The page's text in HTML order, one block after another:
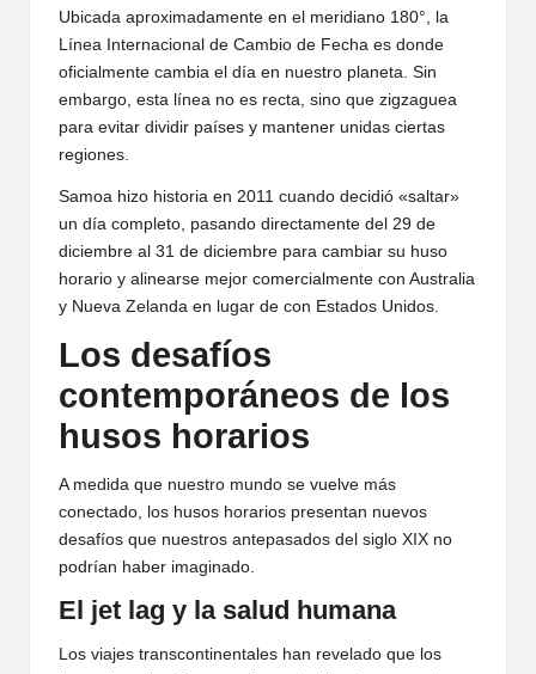
Ubicada aproximadamente en el meridiano 180°, la
Línea Internacional de Cambio de Fecha es donde
oficialmente cambia el día en nuestro planeta. Sin
embargo, esta línea no es recta, sino que zigzaguea
para evitar dividir países y mantener unidas ciertas
regiones.
Samoa hizo historia en 2011 cuando decidió «saltar»
un día completo, pasando directamente del 29 de
diciembre al 31 de diciembre para cambiar su huso
horario y alinearse mejor comercialmente con Australia
y Nueva Zelanda en lugar de con Estados Unidos.
Los desafíos
contemporáneos de los
husos horarios
A medida que nuestro mundo se vuelve más
conectado, los husos horarios presentan nuevos
desafíos que nuestros antepasados del siglo XIX no
podrían haber imaginado.
El jet lag y la salud humana
Los viajes transcontinentales han revelado que los